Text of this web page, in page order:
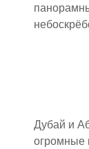
Дубай и
огромные